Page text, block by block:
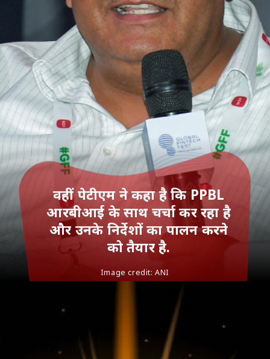
वहीं पेटीएम ने कहा है कि PPBL
आरबीआई के साथ चर्चा कर रहा है
और उनके निर्देशों का पालन करने
को तैयार है.
Image credit:ANI